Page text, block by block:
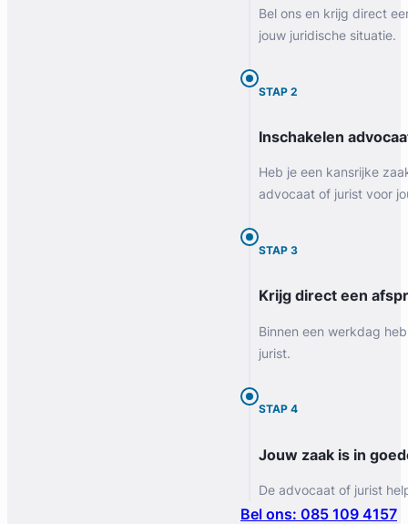
Bel ons en krijg direct
jouw juridische situatie.
STAP 2
Inschakelen
Heb je een kansrijke
advocaat of jurist voor
STAP 3
Krijg direct een
Binnen een werkdag
jurist.
STAP 4
Jouw zaak is in
De advocaat of jurist
Bel ons: 085 109 4157